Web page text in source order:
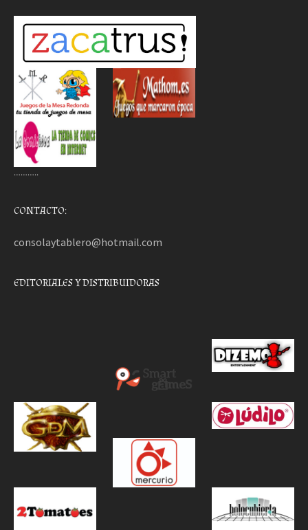
………..
CONTACTO:
consolaytablero@hotmail.com
EDITORIALES Y DISTRIBUIDORAS